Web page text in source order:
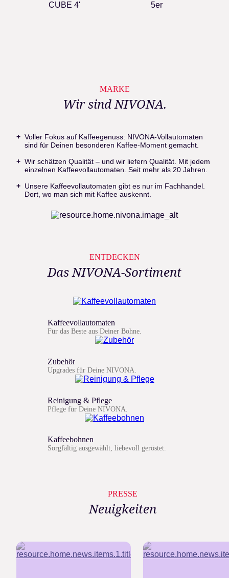
CUBE 4' 5er
MARKE
Wir sind NIVONA.
Voller Fokus auf Kaffeegenuss: NIVONA-Vollautomaten
sind für Deinen besonderen Kaffee-Moment gemacht.
Wir schätzen Qualität – und wir liefern Qualität. Mit jedem
einzelnen Kaffeevollautomaten. Seit mehr als 20 Jahren.
Unsere Kaffeevollautomaten gibt es nur im Fachhandel.
Dort, wo man sich mit Kaffee auskennt.
ENTDECKEN
Das NIVONA-Sortiment
Kaffeevollautomaten
Für das Beste aus Deiner Bohne.
Zubehör
Upgrades für Deine NIVONA.
Reinigung & Pflege
Pflege für Deine NIVONA.
Kaffeebohnen
Sorgfältig ausgewählt, liebevoll geröstet.
PRESSE
Neuigkeiten